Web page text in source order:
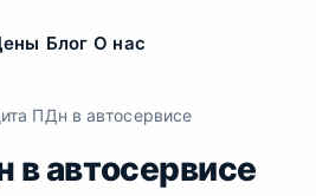
Блог О нас
ПДн в автосервисе
автосервисе